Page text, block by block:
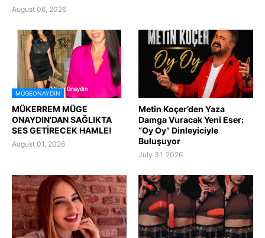
August 06, 2026
MÜGEONAYDIN
MÜKERREM MÜGE
ONAYDIN'DAN SAĞLIKTA
SES GETİRECEK HAMLE!
August 01, 2026
Metin Koçer’den Yaza
Damga Vuracak Yeni Eser:
“Oy Oy” Dinleyiciyle
Buluşuyor
July 31, 2026